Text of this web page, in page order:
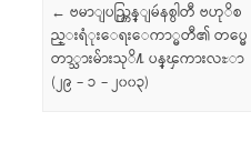
Post navigation
← ဗမာျပည္ကြန္ျမဴနစ္ပါတီ ဗဟုိစ
ည္းရံုးေရးေကာ္မတီ၏ တပ္မေ
တာ္သားမ်ားသုိ႔ ပန္ၾကားလႊာ
(၂၉ – ၁ – ၂၀၀၃)